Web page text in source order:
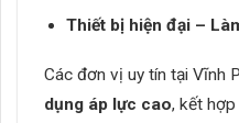
Thiết bị hiện đại –
Các đơn vị uy tín tại Vĩnh
dụng áp lực cao, kết